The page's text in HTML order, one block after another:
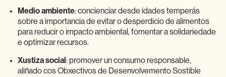
Medio ambiente: concienciar desde idades temperás
sobre a importancia de evitar o desperdicio de alimentos
para reducir o impacto ambiental, fomentar a solidariedade
e optimizar recursos.
Xustiza social : promover un consumo responsable,
aliñado cos Obxectivos de Desenvolvemento Sostible